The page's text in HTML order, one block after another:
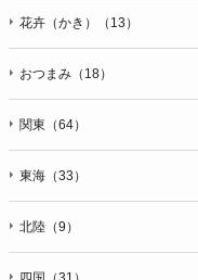
花卉（かき）（13）
おつまみ（18）
関東（64）
東海（33）
北陸（9）